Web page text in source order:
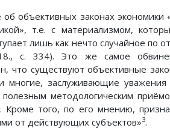
объективных законах экономики
т.е. с материализмом,
лишь как нечто случайное по
с. 334). Это же самое
что существуют объективные
многие, заслуживающие
методологическим
. Кроме того, по его мнению,
от действующих субъектов»3.